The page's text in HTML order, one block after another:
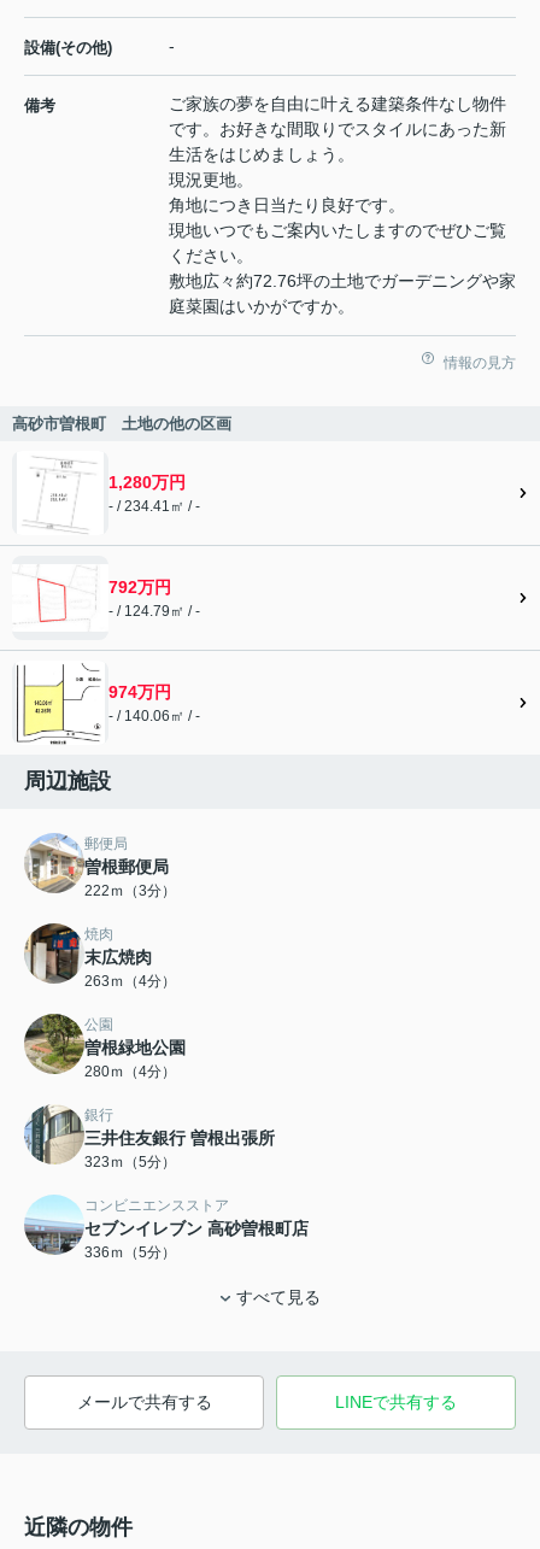
設備(その他) -
備考
ご家族の夢を自由に叶える建築条件なし物件
です。お好きな間取りでスタイルにあった新
生活をはじめましょう。
現況更地。
角地につき日当たり良好です。
現地いつでもご案内いたしますのでぜひご覧
ください。
敷地広々約72.76坪の土地でガーデニングや家
庭菜園はいかがですか。
情報の見方
高砂市曽根町 土地の他の区画
1,280万円
- / 234.41㎡ / -
792万円
- / 124.79㎡ / -
974万円
- / 140.06㎡ / -
周辺施設
郵便局
曽根郵便局
222ｍ（3分）
焼肉
末広焼肉
263ｍ（4分）
公園
曽根緑地公園
280ｍ（4分）
銀行
三井住友銀行 曽根出張所
323ｍ（5分）
コンビニエンスストア
セブンイレブン 高砂曽根町店
336ｍ（5分）
すべて見る
メールで共有する LINEで共有する
近隣の物件